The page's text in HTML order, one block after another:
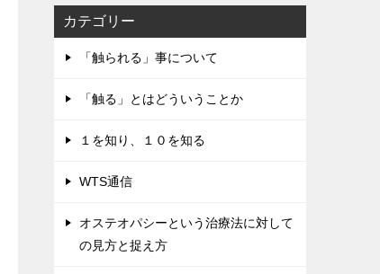
カテゴリー
「触られる」事について
「触る」とはどういうことか
１を知り、１０を知る
WTS通信
オステオパシーという治療法に対して
の見方と捉え方